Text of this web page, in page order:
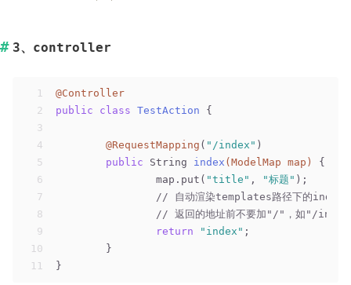
3、controller
1
2
3
4
5
6
7
8
9
10
11
@Controller
public
class TestAction {
@RequestMapping ( "/index" )
public String index (ModelMap map)
{
		map.put(
"title" , "标题" );
// 自动渲染templates路径下的
// 返回的地址前不要加"/"，如"/index"
return
"index" ;
	}
}